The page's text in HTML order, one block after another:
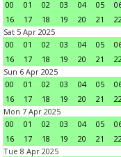
00
01 02 03 04 05
16
17 18 19 20 21
Sat 5 Apr 2025
00
01 02 03 04 05
16
17 18 19 20 21
Sun 6 Apr 2025
00
01 02 03 04 05
16
17 18 19 20 21
Mon 7 Apr 2025
00
01 02 03 04 05
16
17 18 19 20 21
Tue 8 Apr 2025